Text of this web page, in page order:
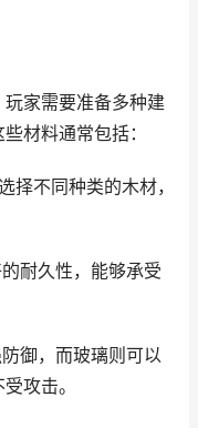
家需要准备多种建
材料通常包括：
择不同种类的木材，
耐久性，能够承受
御，而玻璃则可以
攻击。